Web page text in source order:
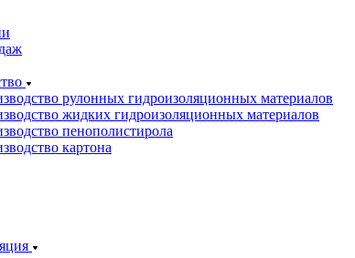
рулонных гидроизоляционных материалов
жидких гидроизоляционных материалов
пенополистирола
картона